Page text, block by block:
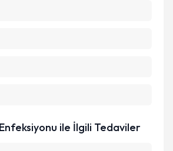
ile İlgili Tedaviler